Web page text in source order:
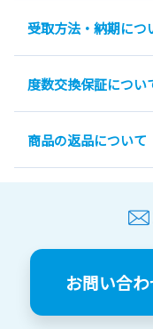
受取方法・納期につ
度数交換保証につい
商品の返品について
お問い合